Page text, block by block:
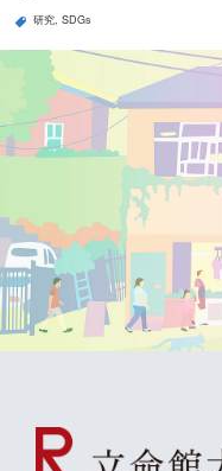
研究 SDGs